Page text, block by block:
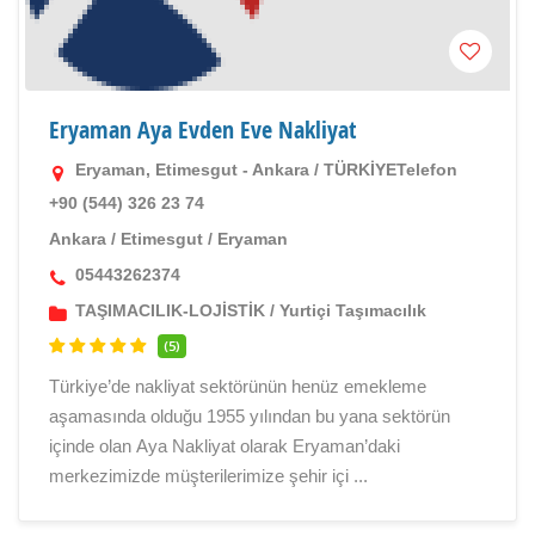
Eryaman Aya Evden Eve Nakliyat
Eryaman, Etimesgut - Ankara / TÜRKİYETelefon
+90 (544) 326 23 74
Ankara / Etimesgut / Eryaman
05443262374
TAŞIMACILIK-LOJİSTİK / Yurtiçi Taşımacılık
(5)
Türkiye’de nakliyat sektörünün henüz emekleme
aşamasında olduğu 1955 yılından bu yana sektörün
içinde olan Aya Nakliyat olarak Eryaman’daki
merkezimizde müşterilerimize şehir içi ...